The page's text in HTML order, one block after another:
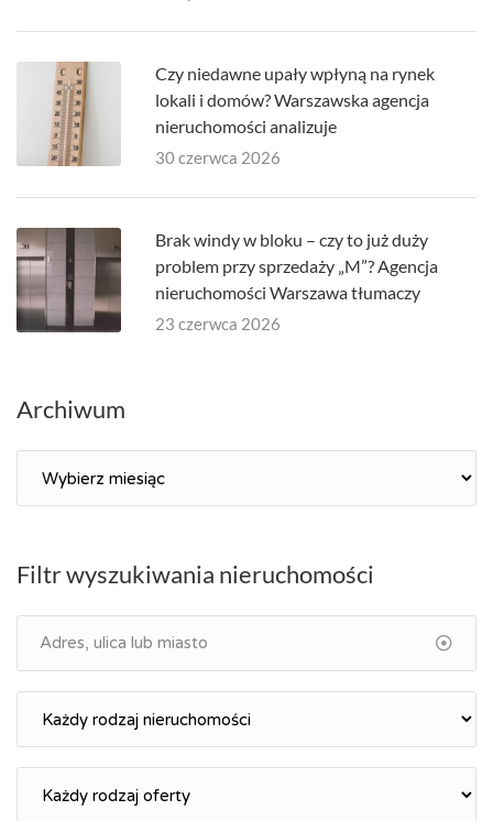
Czy niedawne upały wpłyną na rynek
lokali i domów? Warszawska agencja
nieruchomości analizuje
30 czerwca 2026
Brak windy w bloku – czy to już duży
problem przy sprzedaży „M”? Agencja
nieruchomości Warszawa tłumaczy
23 czerwca 2026
Archiwum
Filtr wyszukiwania nieruchomości